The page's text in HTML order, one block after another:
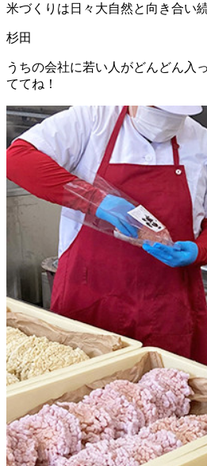
米づくりは日々大自然と向き合い
杉田
うちの会社に若い人がどんどん入
ててね！